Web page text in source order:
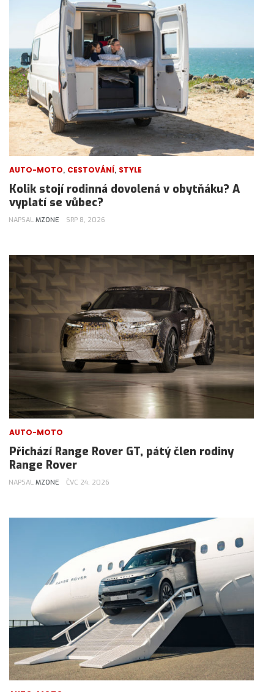
AUTO-MOTO, CESTOVÁNÍ, STYLE
Kolik stojí rodinná dovolená v obytňáku? A
vyplatí se vůbec?
NAPSAL MZONE SRP 8, 2026
AUTO-MOTO
Přichází Range Rover GT, pátý člen rodiny
Range Rover
NAPSAL MZONE ČVC 24, 2026